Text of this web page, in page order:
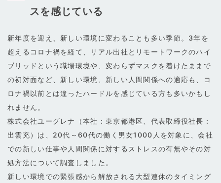
スを感じている
新年度を迎え、新しい環境に変わることも多い季節。3年を
超えるコロナ禍を経て、リアル出社とリモートワークのハイ
ブリッドという職場環境や、変わらずマスクを着けたままで
の初対面など、新しい環境、新しい人間関係への適応も、コ
ロナ禍以前とは違ったハードルを感じている方も多いかもし
れません。
株式会社ユーグレナ（本社：東京都港区、代表取締役社長：
出雲充）は、20代～60代の働く男女1000人を対象に、会社
での新しい仕事や人間関係に対するストレスの有無やその対
処方法について調査しました。
新しい環境での緊張感から解放される大型連休のタイミング